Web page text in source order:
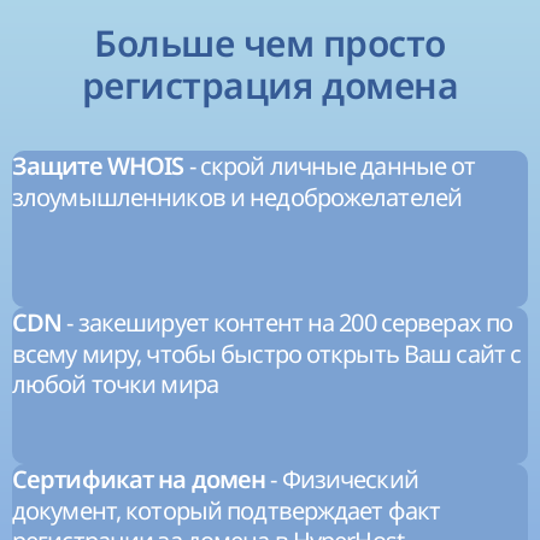
Больше чем просто
регистрация домена
Защите WHOIS - скрой личные данные от
злоумышленников и недоброжелателей
CDN - закеширует контент на 200 серверах по
всему миру, чтобы быстро открыть Ваш сайт с
любой точки мира
Сертификат на домен- Физический
документ, который подтверждает факт